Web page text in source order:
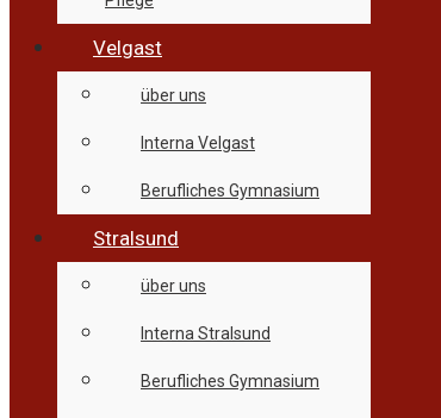
Velgast
über uns
Interna Velgast
Berufliches Gymnasium
Stralsund
über uns
Interna Stralsund
Berufliches Gymnasium